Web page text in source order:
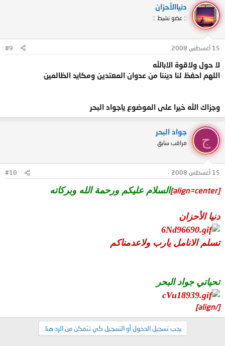
دنياالأحزان
:: عضو نشيط ::
15 أغسطس 2008 #9
لا حول ولاقوة الابالله
اللهم احفظ لنا ديننا من عدوان المعتدين ومكايد الظالمين
وجزاك الله خيرا على الموضوع ياجواد البحر
ج
جواد البحر
مراقب سابق
15 أغسطس 2008 #10
[align=center] السلام عليكم ورحمة الله وبركاته
دنيا الأحزان
تسلم الانامل يارب ولاعدمناكم
تحياتي جواد البحر
[/align]
يجب تسجيل الدخول أو التسجيل كي تتمكن من الرد هنا.